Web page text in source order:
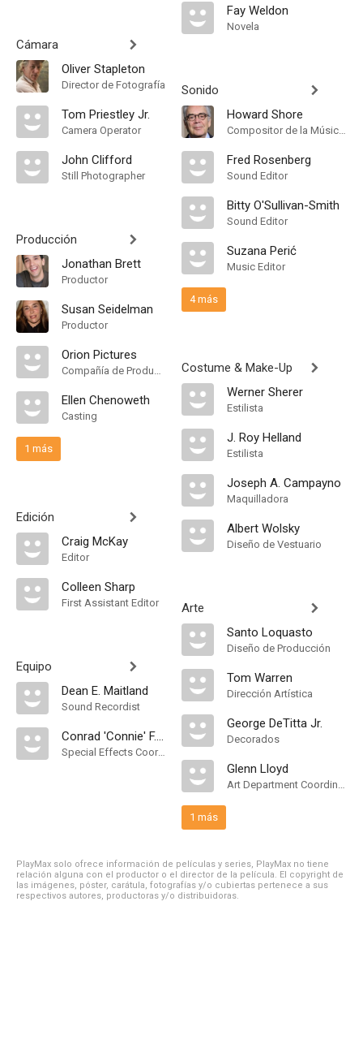
Cámara
Oliver Stapleton
Director de Fotografía
Tom Priestley Jr.
Camera Operator
John Clifford
Still Photographer
Producción
Jonathan Brett
Productor
Susan Seidelman
Productor
Orion Pictures
Compañía de Produccion
Ellen Chenoweth
Casting
1 más
Edición
Craig McKay
Editor
Colleen Sharp
First Assistant Editor
Equipo
Dean E. Maitland
Sound Recordist
Conrad 'Connie' F. Brink
Special Effects Coordinator
Fay Weldon
Novela
Sonido
Howard Shore
Compositor de la Música Original
Fred Rosenberg
Sound Editor
Bitty O'Sullivan-Smith
Sound Editor
Suzana Perić
Music Editor
4 más
Costume & Make-Up
Werner Sherer
Estilista
J. Roy Helland
Estilista
Joseph A. Campayno
Maquilladora
Albert Wolsky
Diseño de Vestuario
Arte
Santo Loquasto
Diseño de Producción
Tom Warren
Dirección Artística
George DeTitta Jr.
Decorados
Glenn Lloyd
Art Department Coordinator
1 más
PlayMax solo ofrece información de películas y series, PlayMax no tiene
relación alguna con el productor o el director de la película. El copyright de
las imágenes, póster, carátula, fotografías y/o cubiertas pertenece a sus
respectivos autores, productoras y/o distribuidoras.